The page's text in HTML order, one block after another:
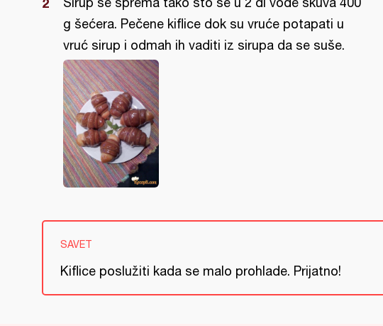
g šećera. Pečene kiflice dok su vruće potapati u
vruć sirup i odmah ih vaditi iz sirupa da se suše.
SAVET
Kiflice poslužiti kada se malo prohlade. Prijatno!